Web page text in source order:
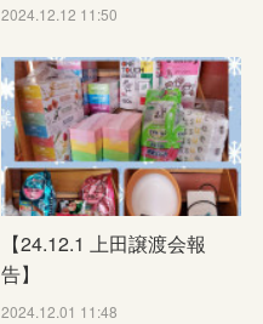
2024.12.12 11:50
【24.12.1 上田譲渡会報
告】
2024.12.01 11:48